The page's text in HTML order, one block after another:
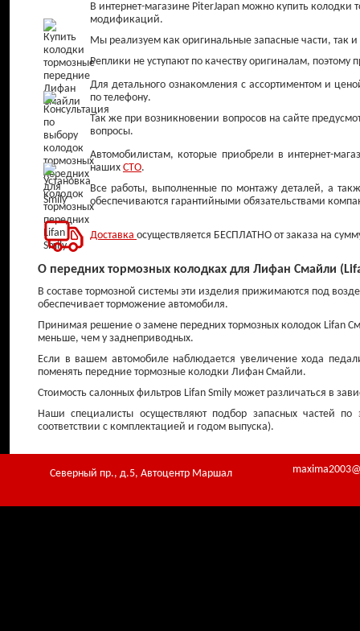
В интернет-магазине PiterJapan можно купить
модификаций.
Мы реализуем как оригинальные запасные части, так
Реплики не уступают по качеству оригиналам, поэтому
Для детального ознакомления с ассортиментом и
по телефону.
Так же при возникновении вопросов на сайте
вопросы.
Автомобилистам, которые приобрели в интернет-
наших СТО.
Все работы, выполненные по монтажу деталей, а
обеспечиваются гарантийными обязательствами
Доставка осуществляется БЕСПЛАТНО от заказа на
О передних тормозных колодках для Лифан Смайли
В составе тормозной системы эти изделия прижимаются под
обеспечивает торможение автомобиля.
Принимая решение о замене передних тормозных колодок Lifan
меньше, чем у заднеприводных.
Если в вашем автомобиле наблюдается увеличение хода
поменять передние тормозные колодки Лифан Смайли.
Стоимость салонных фильтров Lifan Smily может различаться в
Наши специалисты осуществляют подбор запасных частей
соответствии с комплектацией и годом выпуска).
Северный пр., д.5, Автоцентр Маршал